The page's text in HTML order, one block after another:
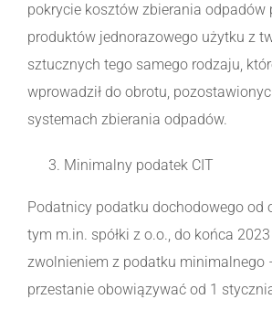
pokrycie kosztów zbierania odpadów
produktów jednorazowego użytku z
sztucznych tego samego rodzaju,
wprowadził do obrotu,
systemach zbierania odpadów.
Minimalny podatek CIT
Podatnicy podatku dochodowego od
tym m.in. spółki z o.o., do końca
zwolnieniem z podatku minimalnego
przestanie obowiązywać od 1